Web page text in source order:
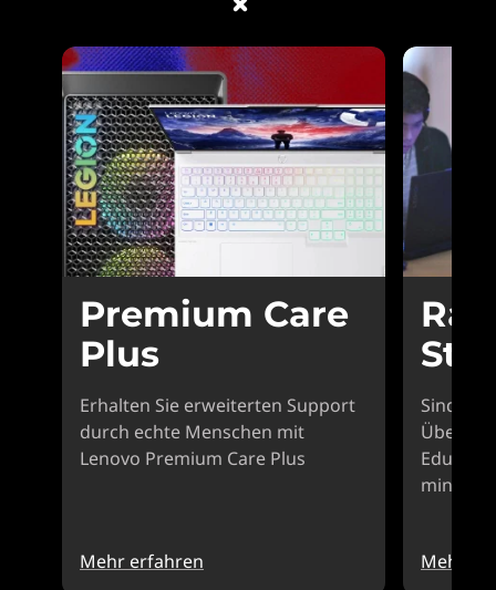
Premium Care
Plus
Erhalten Sie erweiterten Support
durch echte Menschen mit
Lenovo Premium Care Plus
Mehr erfahren
Sind Sie
Mehr